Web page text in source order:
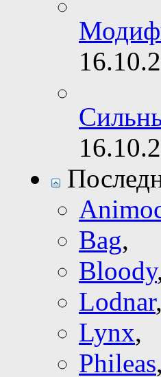
Bag,
Bloody
Lodnar,
Lynx,
Phileas,